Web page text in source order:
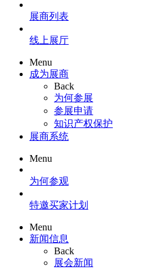
展商列表
线上展厅
Menu
成为展商
Back
为何参展
参展申请
知识产权保护
展商系统
Menu
为何参观
特邀买家计划
Menu
新闻信息
Back
展会新闻